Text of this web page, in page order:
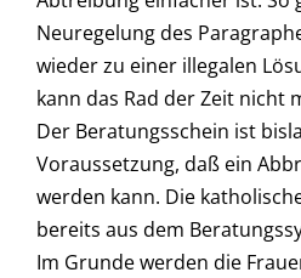
Neuregelung des
wieder zu einer illegalen
kann das Rad der Zeit nicht
Der Beratungsschein ist
Voraussetzung, daß ein
werden kann. Die
bereits aus dem
Im Grunde werden die